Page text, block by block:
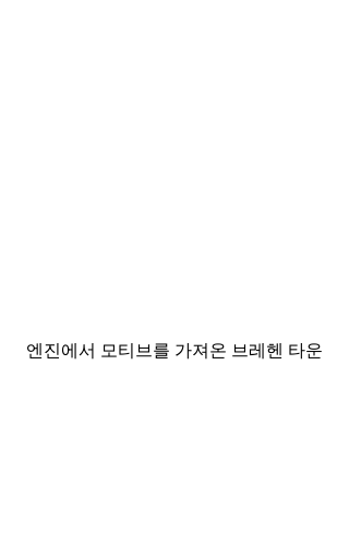
엔진에서 모티브를 가져온 브레헨 타운